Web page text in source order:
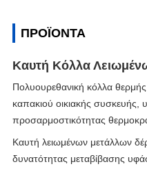
ΠΡΟΪΌΝΤΑ
Καυτή Κόλλα
Πολυουρεθανική κόλλα
καπακιού οικιακής συσκευής,
προσαρμοστικότητας
Καυτή λειωμένων μετάλλων
δυνατότητας μεταβίβασης